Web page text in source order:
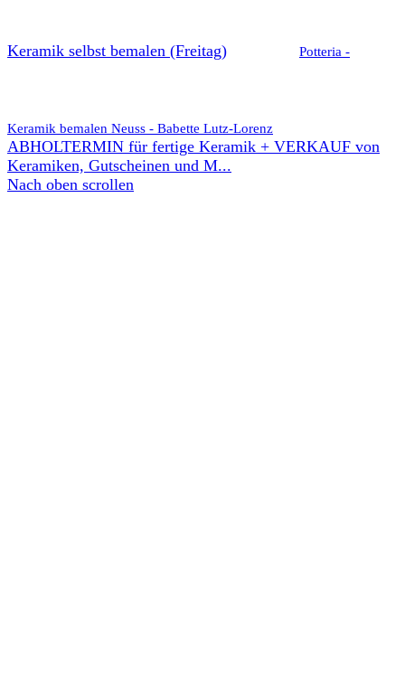
Keramik selbst bemalen (Freitag) Potteria -
Keramik bemalen Neuss - Babette Lutz-Lorenz
ABHOLTERMIN für fertige Keramik + VERKAUF von
Keramiken, Gutscheinen und M...
Nach oben scrollen